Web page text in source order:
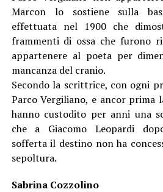
Marcon lo sostiene sulla
effettuata nel 1900 che
frammenti di ossa che furono
appartenere al poeta per
mancanza del cranio.
Secondo la scrittrice, con ogni
Parco Vergiliano, e ancor prima
hanno custodito per anni una
che a Giacomo Leopardi
sofferta il destino non ha
sepoltura.
Sabrina Cozzolino